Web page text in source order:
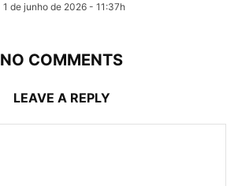
1 de junho de 2026 - 11:37h
NO COMMENTS
LEAVE A REPLY